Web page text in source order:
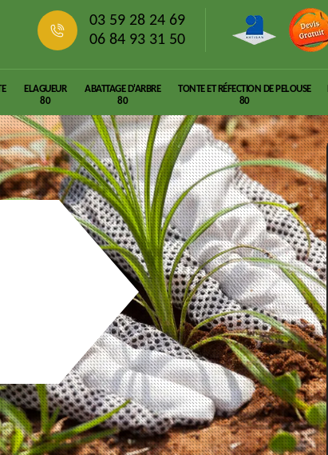
03 59 28 24 69
06 84 93 31 50
ELAGUEUR
80
ABATTAGE D'ARBRE
80
TONTE ET RÉFECTION DE PELOUSE
80